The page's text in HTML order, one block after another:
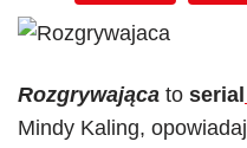
Rozgrywająca to serial
Mindy Kaling,